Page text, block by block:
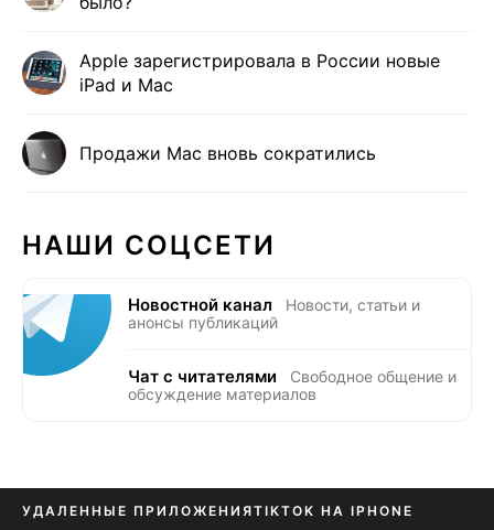
Apple зарегистрировала в России новые
iPad и Mac
Продажи Mac вновь сократились
НАШИ СОЦСЕТИ
Новостной канал
Новости, статьи и
анонсы публикаций
Чат с читателями
Свободное общение и
обсуждение материалов
УДАЛЕННЫЕ ПРИЛОЖЕНИЯTIKTOK НА IPHONE